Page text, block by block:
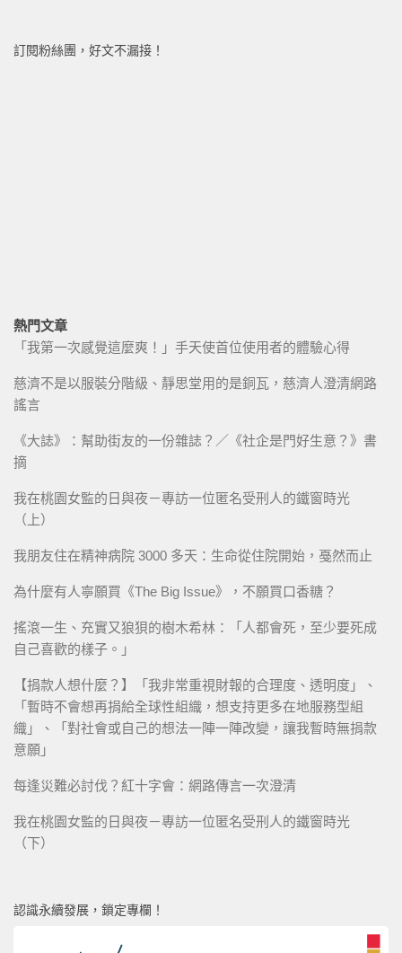
訂閱粉絲團，好文不漏接！
熱門文章
「我第一次感覺這麼爽！」手天使首位使用者的體驗心得
慈濟不是以服裝分階級、靜思堂用的是銅瓦，慈濟人澄清網路
謠言
《大誌》：幫助街友的一份雜誌？／《社企是門好生意？》書
摘
我在桃園女監的日與夜－專訪一位匿名受刑人的鐵窗時光
（上）
我朋友住在精神病院 3000 多天：生命從住院開始，戞然而止
為什麼有人寧願買《The Big Issue》，不願買口香糖？
搖滾一生、充實又狼狽的樹木希林：「人都會死，至少要死成
自己喜歡的樣子。」
【捐款人想什麼？】「我非常重視財報的合理度、透明度」、
「暫時不會想再捐給全球性組織，想支持更多在地服務型組
織」、「對社會或自己的想法一陣一陣改變，讓我暫時無捐款
意願」
每逢災難必討伐？紅十字會：網路傳言一次澄清
我在桃園女監的日與夜－專訪一位匿名受刑人的鐵窗時光
（下）
認識永續發展，鎖定專欄！